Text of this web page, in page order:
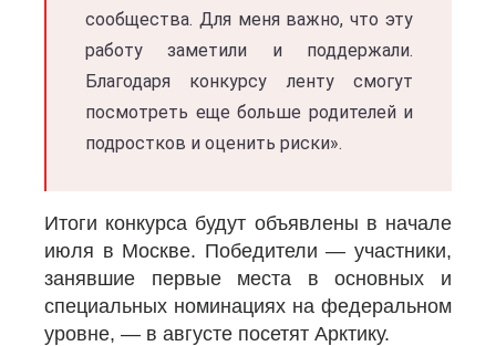
сообщества. Для меня важно, что эту
работу заметили и поддержали.
Благодаря конкурсу ленту смогут
посмотреть еще больше родителей и
подростков и оценить риски».
Итоги конкурса будут объявлены в начале
июля в Москве. Победители — участники,
занявшие первые места в основных и
специальных номинациях на федеральном
уровне, — в августе посетят Арктику.